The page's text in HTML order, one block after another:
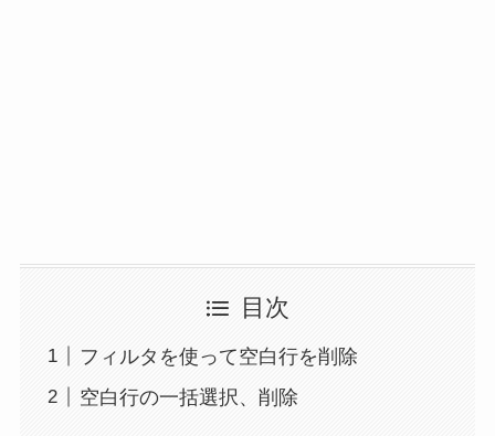
目次
フィルタを使って空白行を削除
空白行の一括選択、削除